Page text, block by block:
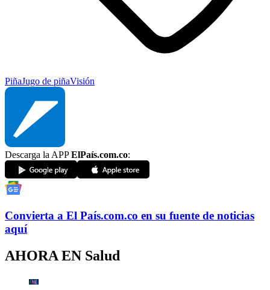
PiñaJugo de piñaVisión
Descarga la APPElPaís.com.co:
Convierta a El País.com.co en su fuente de noticias
aquí
AHORA EN Salud